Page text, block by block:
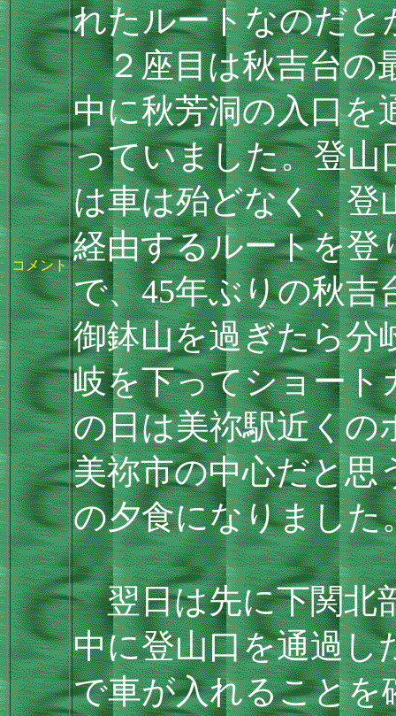
コメント
れたルートなのだと
２座目は秋吉台の
中に秋芳洞の入口を
っていました。登山
は車は殆どなく、登
経由するルートを登
で、45年ぶりの秋
御鉢山を過ぎたら分
岐を下ってショート
の日は美祢駅近くの
美祢市の中心だと思
の夕食になりました
翌日は先に下関北
中に登山口を通過し
で車が入れることを